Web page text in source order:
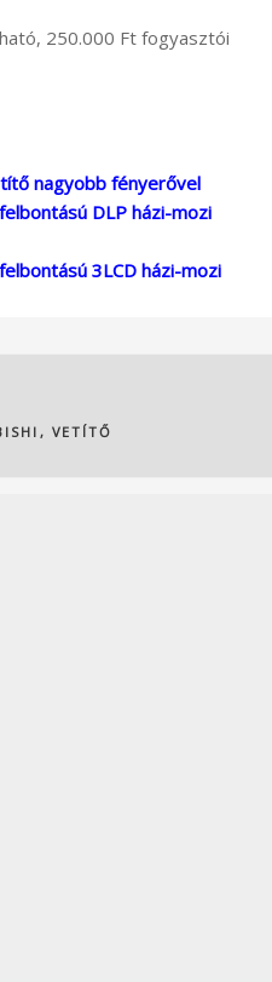
250.000 Ft fogyasztói
nagyobb fényerővel
DLP házi-mozi
3LCD házi-mozi
, VETÍTŐ